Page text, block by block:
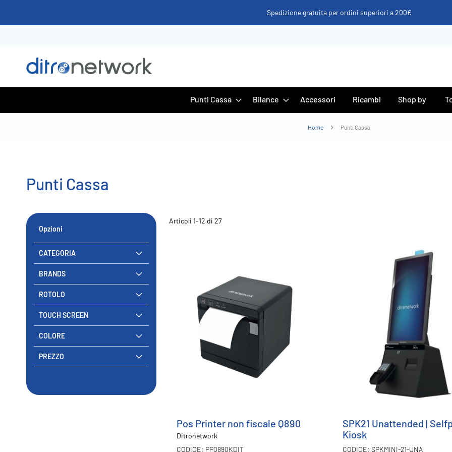
Spedizione gratuita per ordini superiori a 200€
Punti Cassa Bilance Accessori Ricambi Shop by
Home Punti Cassa
Punti Cassa
Articoli1-12 di27
Pos Printer non fiscale Q890
Ditronetwork
PPQ890KDIT
SPK21 Unattended |
Kiosk
SPKMINI-21-UNA
Opzioni
CATEGORIA
BRANDS
ROTOLO
TOUCH SCREEN
COLORE
PREZZO